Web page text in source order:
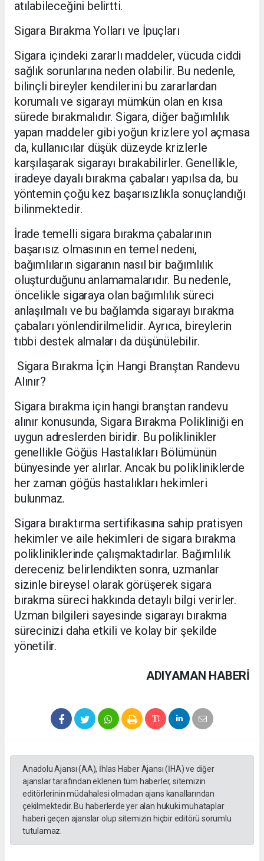
atılabileceğini belirtti.
Sigara Bırakma Yolları ve İpuçları
Sigara içindeki zararlı maddeler, vücuda ciddi
sağlık sorunlarına neden olabilir. Bu nedenle,
bilinçli bireyler kendilerini bu zararlardan
korumalı ve sigarayı mümkün olan en kısa
sürede bırakmalıdır. Sigara, diğer bağımlılık
yapan maddeler gibi yoğun krizlere yol açmasa
da, kullanıcılar düşük düzeyde krizlerle
karşılaşarak sigarayı bırakabilirler. Genellikle,
iradeye dayalı bırakma çabaları yapılsa da, bu
yöntemin çoğu kez başarısızlıkla sonuçlandığı
bilinmektedir.
İrade temelli sigara bırakma çabalarının
başarısız olmasının en temel nedeni,
bağımlıların sigaranın nasıl bir bağımlılık
oluşturduğunu anlamamalarıdır. Bu nedenle,
öncelikle sigaraya olan bağımlılık süreci
anlaşılmalı ve bu bağlamda sigarayı bırakma
çabaları yönlendirilmelidir. Ayrıca, bireylerin
tıbbi destek almaları da düşünülebilir.
Sigara Bırakma İçin Hangi Branştan Randevu
Alınır?
Sigara bırakma için hangi branştan randevu
alınır konusunda, Sigara Bırakma Polikliniği en
uygun adreslerden biridir. Bu poliklinikler
genellikle Göğüs Hastalıkları Bölümünün
bünyesinde yer alırlar. Ancak bu polikliniklerde
her zaman göğüs hastalıkları hekimleri
bulunmaz.
Sigara bıraktırma sertifikasına sahip pratisyen
hekimler ve aile hekimleri de sigara bırakma
polikliniklerinde çalışmaktadırlar. Bağımlılık
dereceniz belirlendikten sonra, uzmanlar
sizinle bireysel olarak görüşerek sigara
bırakma süreci hakkında detaylı bilgi verirler.
Uzman bilgileri sayesinde sigarayı bırakma
sürecinizi daha etkili ve kolay bir şekilde
yönetilir.
ADIYAMAN HABERİ
Anadolu Ajansı (AA), İhlas Haber Ajansı (İHA) ve diğer
ajanslar tarafından eklenen tüm haberler, sitemizin
editörlerinin müdahalesi olmadan ajans kanallarından
çekilmektedir. Bu haberlerde yer alan hukuki muhataplar
haberi geçen ajanslar olup sitemizin hiçbir editörü sorumlu
tutulamaz.